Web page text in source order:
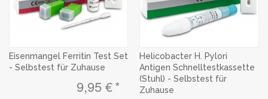
Eisenmangel Ferritin Test Set
- Selbstest für Zuhause
9,95 €
Helicobacter H. Pylori
Antigen Schnelltestkassette
(Stuhl) - Selbstest für
Zuhause